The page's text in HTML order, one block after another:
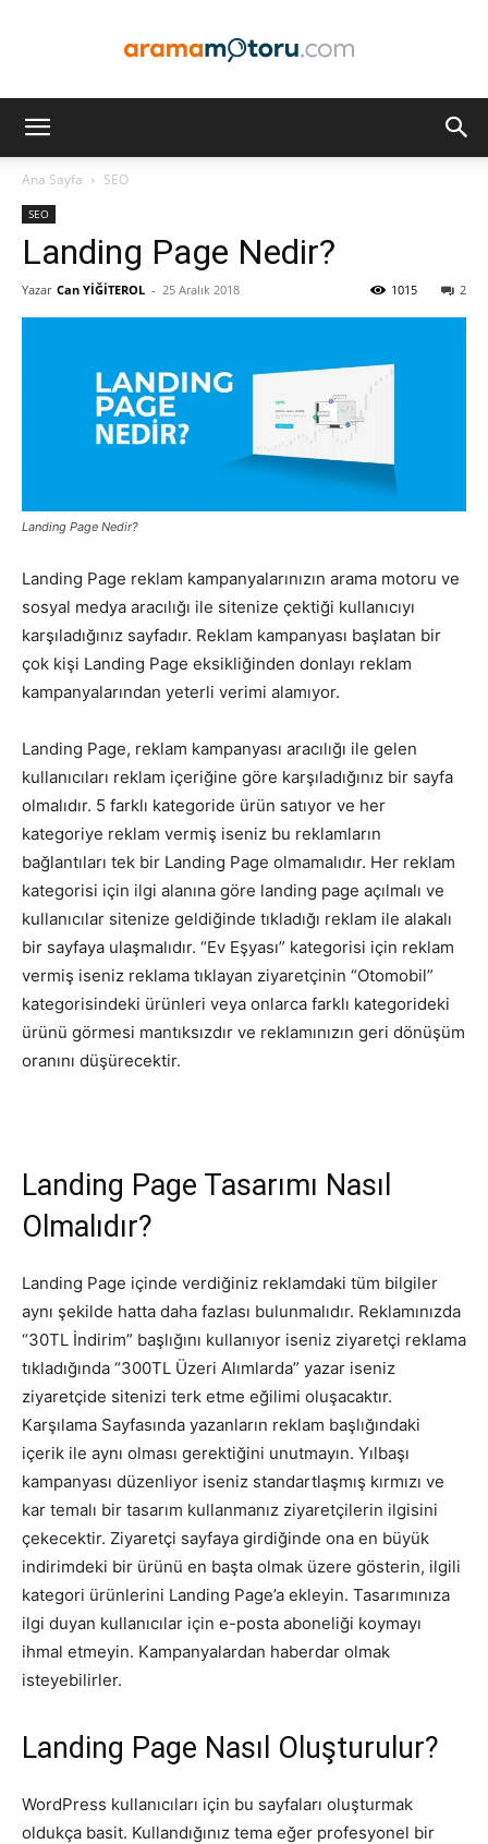
SEM,
ASO,
Ana Sayfa SEO
SEO
Landing Page Nedir?
Yazar Can YİĞİTEROL - 25 Aralık 2018 2
1015
Landing Page Nedir?
Landing Page reklam kampanyalarınızın arama motoru ve
sosyal medya aracılığı ile sitenize çektiği kullanıcıyı
karşıladığınız sayfadır. Reklam kampanyası başlatan bir
çok kişi Landing Page eksikliğinden donlayı reklam
kampanyalarından yeterli verimi alamıyor.
Landing Page, reklam kampanyası aracılığı ile gelen
kullanıcıları reklam içeriğine göre karşıladığınız bir sayfa
olmalıdır. 5 farklı kategoride ürün satıyor ve her
kategoriye reklam vermiş iseniz bu reklamların
bağlantıları tek bir Landing Page olmamalıdır. Her reklam
kategorisi için ilgi alanına göre landing page açılmalı ve
kullanıcılar sitenize geldiğinde tıkladığı reklam ile alakalı
bir sayfaya ulaşmalıdır. “Ev Eşyası” kategorisi için reklam
vermiş iseniz reklama tıklayan ziyaretçinin “Otomobil”
kategorisindeki ürünleri veya onlarca farklı kategorideki
ürünü görmesi mantıksızdır ve reklamınızın geri dönüşüm
oranını düşürecektir.
Landing Page Tasarımı Nasıl
Olmalıdır?
Landing Page içinde verdiğiniz reklamdaki tüm bilgiler
aynı şekilde hatta daha fazlası bulunmalıdır. Reklamınızda
“30TL İndirim” başlığını kullanıyor iseniz ziyaretçi reklama
tıkladığında “300TL Üzeri Alımlarda” yazar iseniz
ziyaretçide sitenizi terk etme eğilimi oluşacaktır.
Karşılama Sayfasında yazanların reklam başlığındaki
içerik ile aynı olması gerektiğini unutmayın. Yılbaşı
kampanyası düzenliyor iseniz standartlaşmış kırmızı ve
kar temalı bir tasarım kullanmanız ziyaretçilerin ilgisini
çekecektir. Ziyaretçi sayfaya girdiğinde ona en büyük
indirimdeki bir ürünü en başta olmak üzere gösterin, ilgili
kategori ürünlerini Landing Page’a ekleyin. Tasarımınıza
ilgi duyan kullanıcılar için e-posta aboneliği koymayı
ihmal etmeyin. Kampanyalardan haberdar olmak
isteyebilirler.
Landing Page Nasıl Oluşturulur?
WordPress kullanıcıları için bu sayfaları oluşturmak
oldukça basit. Kullandığınız tema eğer profesyonel bir